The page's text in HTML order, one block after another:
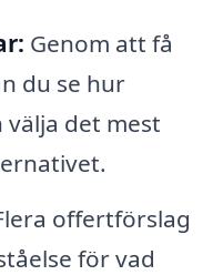
Genom att få
du se hur
det mest
offertförslag
för vad